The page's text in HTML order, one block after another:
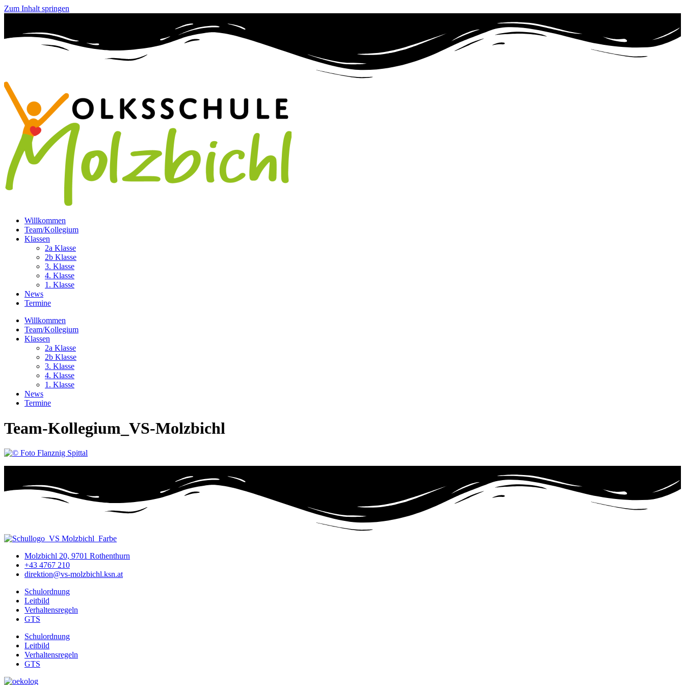
Zum Inhalt springen
Willkommen
Team/Kollegium
Klassen
2a Klasse
2b Klasse
3. Klasse
4. Klasse
1. Klasse
News
Termine
Willkommen
Team/Kollegium
Klassen
2a Klasse
2b Klasse
3. Klasse
4. Klasse
1. Klasse
News
Termine
Team-Kollegium_VS-Molzbichl
Molzbichl 20, 9701 Rothenthurn
+43 4767 210
direktion@vs-molzbichl.ksn.at
Schulordnung
Leitbild
Verhaltensregeln
GTS
Schulordnung
Leitbild
Verhaltensregeln
GTS